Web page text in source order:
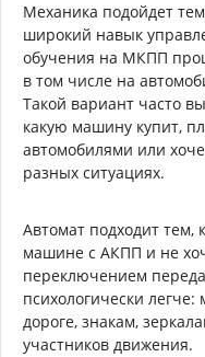
Механика подойдет
широкий навык
обучения на МКПП
в том числе на
Такой вариант часто
какую машину купит,
автомобилями или
разных ситуациях.
Автомат подходит тем,
машине с АКПП и не
переключением
психологически
дороге, знакам,
участников движения.